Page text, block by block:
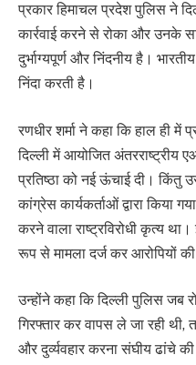
प्रकार हिमाचल प्रदेश पुलिस ने
कार्रवाई करने से रोका और उनके
दुर्भाग्यपूर्ण और निंदनीय है।
निंदा करती है।
रणधीर शर्मा ने कहा कि हाल ही में
दिल्ली में आयोजित अंतरराष्ट्रीय
प्रतिष्ठा को नई ऊंचाई दी। किंतु
कांग्रेस कार्यकर्ताओं द्वारा किया
करने वाला राष्ट्रविरोधी कृत्य
रूप से मामला दर्ज कर आरोपियों की
उन्होंने कहा कि दिल्ली पुलिस जब
गिरफ्तार कर वापस ले जा रही थी,
और दुर्व्यवहार करना संघीय ढांचे